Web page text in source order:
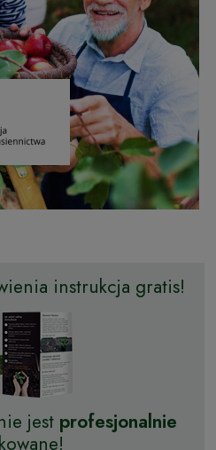
instrukcja gratis!
jest profesjonalnie